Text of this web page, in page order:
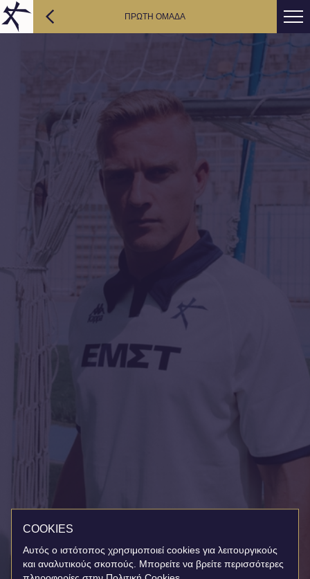
ΠΡΩΤΗ ΟΜΑΔΑ
COOKIES
Αυτός ο ιστότοπος χρησιμοποιεί cookies για λειτουργικούς
και αναλυτικούς σκοπούς. Μπορείτε να βρείτε περισσότερες